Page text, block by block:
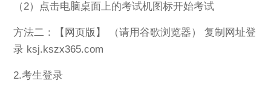
（2）点击电脑桌面上的考试机图标开始考试
方法二：【网页版】 （请用谷歌浏览器） 复制网址登
录 ksj.kszx365.com
2.考生登录